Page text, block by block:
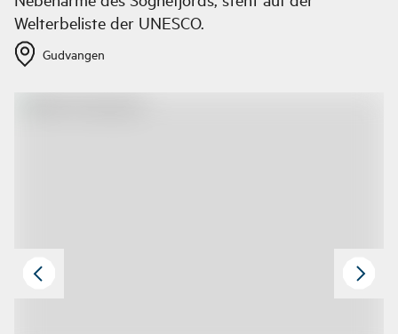
Welterbeliste der UNESCO.
Gudvangen